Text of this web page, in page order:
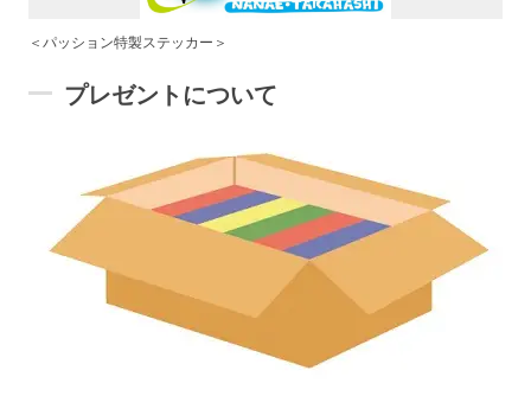
＜パッション特製ステッカー＞
プレゼントについて